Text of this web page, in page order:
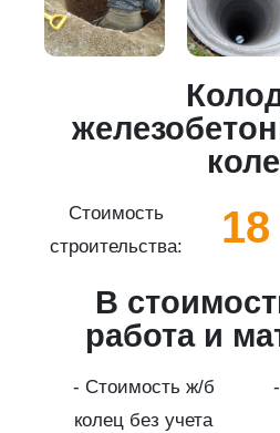
Стоимость
строительства:
В
работа и
- Стоимость ж/б
колец без учета